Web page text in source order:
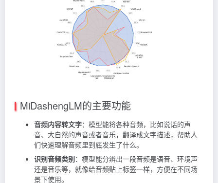
MiDashengLM的主要功能
音频内容转文字：模型能将各种音频，比如说话的声
音、大自然的声音或者音乐，翻译成文字描述，帮助人
们快速理解音频里到底发生了什么。
识别音频类别：模型能分辨出一段音频是语音、环境声
还是音乐等，就像给音频贴上标签一样，方便在不同场
景下使用。